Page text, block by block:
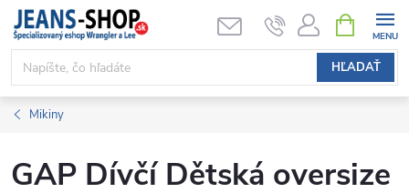
Prejsť
obsah
HĽADAŤ
KOŠÍK
Mikiny
GAP Dívčí Dětská oversize